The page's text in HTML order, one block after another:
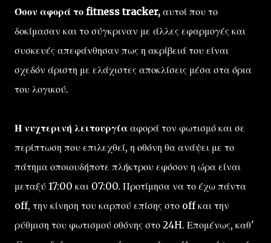
Όσον αφορά το fitness tracker, αυτοί που το
δοκίμασαν και το σύγκριναν με άλλες εφαρμογές και
συσκευές απεφάνθησαν πως η ακρίβειά του είναι
σχεδόν άριστη με ελάχιστες αποκλίσεις μέσα στα όρια
του λογικού.
Η νυχτερινή λειτουργία αφορά τον φωτισμό και σε
περίπτωση που επιλεχθεί, η οθόνη θα ανάψει με το
πάτημα οποιουδήποτε πλήκτρου εφόσον η ώρα είναι
μεταξύ 17:00 και 07:00. Προτίμησα να το έχω πάντα
off, την κίνηση του καρπού επίσης στο off και την
ρύθμιση του φωτισμού οθόνης στο 24H. Επομένως, καθ'